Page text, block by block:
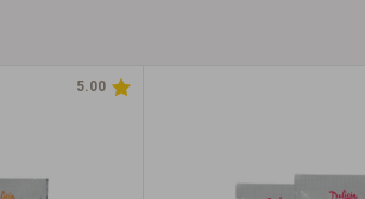
5.00